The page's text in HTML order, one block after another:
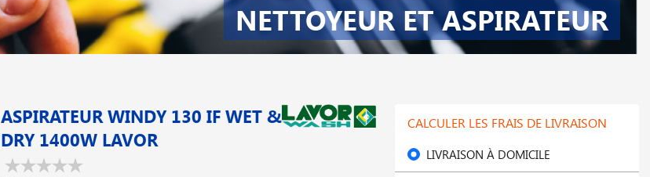
NETTOYEUR ET ASPIRATEUR
ASPIRATEUR WINDY 130 IF WET &
DRY 1400W LAVOR
CALCULER LES FRAIS DE LIVRAISON
LIVRAISON À DOMICILE